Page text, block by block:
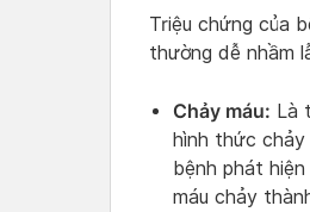
Triệu chứng của
thường dễ nhầm
Chảy máu: Là
hình thức chảy
bệnh phát
máu chảy